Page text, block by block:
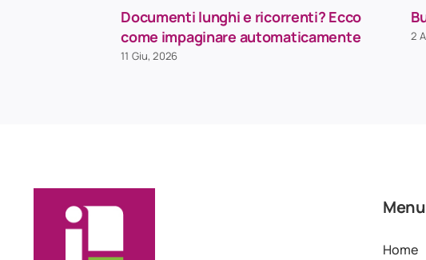
Documenti lunghi e ricorrenti? Ecco
come impaginare automaticamente
11 Giu, 2026
2
Menu
Home